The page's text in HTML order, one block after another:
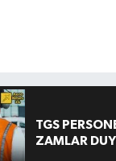
TGS
ZAMLAR